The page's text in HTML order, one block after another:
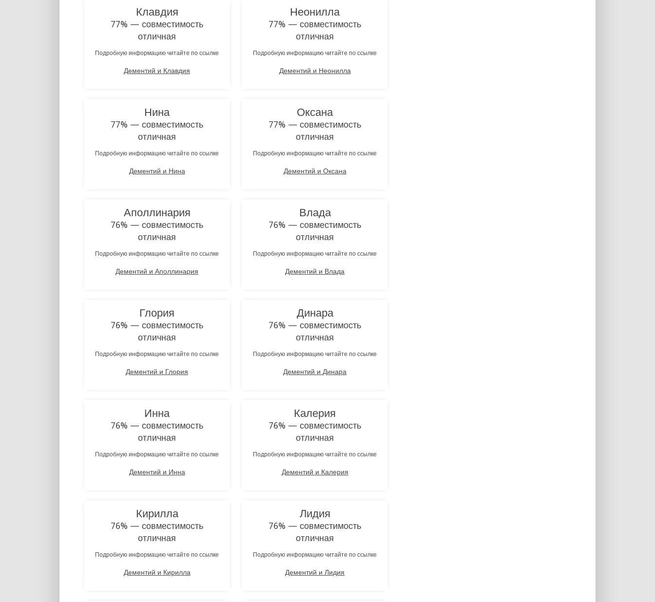
Клавдия
77% — совместимость
отличная
Подробную информацию читайте по ссылке
Дементий и Клавдия
Неонилла
77% — совместимость
отличная
Подробную информацию читайте по ссылке
Дементий и Неонилла
Нина
77% — совместимость
отличная
Подробную информацию читайте по ссылке
Дементий и Нина
Оксана
77% — совместимость
отличная
Подробную информацию читайте по ссылке
Дементий и Оксана
Аполлинария
76% — совместимость
отличная
Подробную информацию читайте по ссылке
Дементий и Аполлинария
Влада
76% — совместимость
отличная
Подробную информацию читайте по ссылке
Дементий и Влада
Глория
76% — совместимость
отличная
Подробную информацию читайте по ссылке
Дементий и Глория
Динара
76% — совместимость
отличная
Подробную информацию читайте по ссылке
Дементий и Динара
Инна
76% — совместимость
отличная
Подробную информацию читайте по ссылке
Дементий и Инна
Калерия
76% — совместимость
отличная
Подробную информацию читайте по ссылке
Дементий и Калерия
Кирилла
76% — совместимость
отличная
Подробную информацию читайте по ссылке
Дементий и Кирилла
Лидия
76% — совместимость
отличная
Подробную информацию читайте по ссылке
Дементий и Лидия